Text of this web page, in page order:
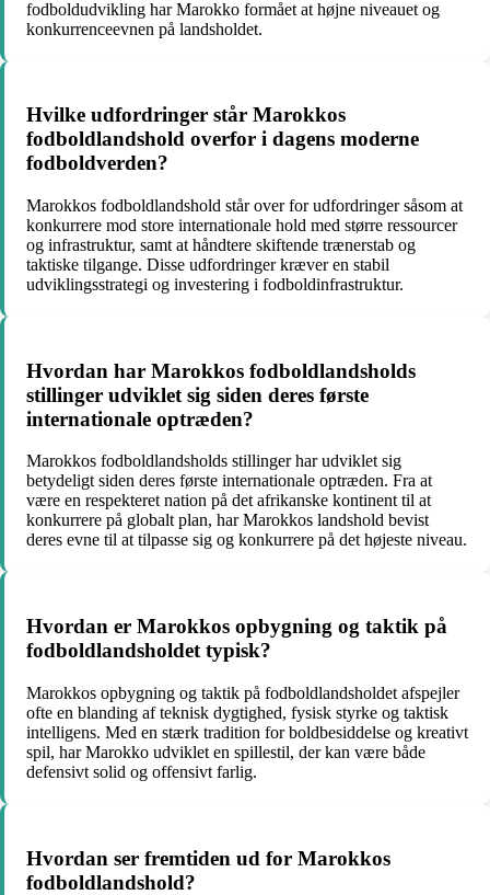
fodboldudvikling har Marokko formået at højne niveauet og
konkurrenceevnen på landsholdet.
Hvilke udfordringer står Marokkos
fodboldlandshold overfor i dagens moderne
fodboldverden?
Marokkos fodboldlandshold står over for udfordringer såsom at
konkurrere mod store internationale hold med større ressourcer
og infrastruktur, samt at håndtere skiftende trænerstab og
taktiske tilgange. Disse udfordringer kræver en stabil
udviklingsstrategi og investering i fodboldinfrastruktur.
Hvordan har Marokkos fodboldlandsholds
stillinger udviklet sig siden deres første
internationale optræden?
Marokkos fodboldlandsholds stillinger har udviklet sig
betydeligt siden deres første internationale optræden. Fra at
være en respekteret nation på det afrikanske kontinent til at
konkurrere på globalt plan, har Marokkos landshold bevist
deres evne til at tilpasse sig og konkurrere på det højeste niveau.
Hvordan er Marokkos opbygning og taktik på
fodboldlandsholdet typisk?
Marokkos opbygning og taktik på fodboldlandsholdet afspejler
ofte en blanding af teknisk dygtighed, fysisk styrke og taktisk
intelligens. Med en stærk tradition for boldbesiddelse og kreativt
spil, har Marokko udviklet en spillestil, der kan være både
defensivt solid og offensivt farlig.
Hvordan ser fremtiden ud for Marokkos
fodboldlandshold?